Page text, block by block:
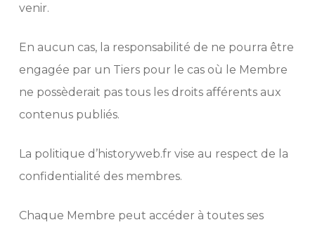
venir.
En aucun cas, la responsabilité de ne pourra être
engagée par un Tiers pour le cas où le Membre
ne possèderait pas tous les droits afférents aux
contenus publiés.
La politique d’historyweb.fr vise au respect de la
confidentialité des membres.
Chaque Membre peut accéder à toutes ses